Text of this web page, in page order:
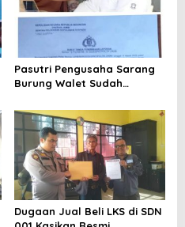
Pasutri Pengusaha Sarang
Burung Walet Sudah
Pelapor Desak Polda Jambi
Segera Lakukan Penahanan
Dugaan Jual Beli LKS di SDN